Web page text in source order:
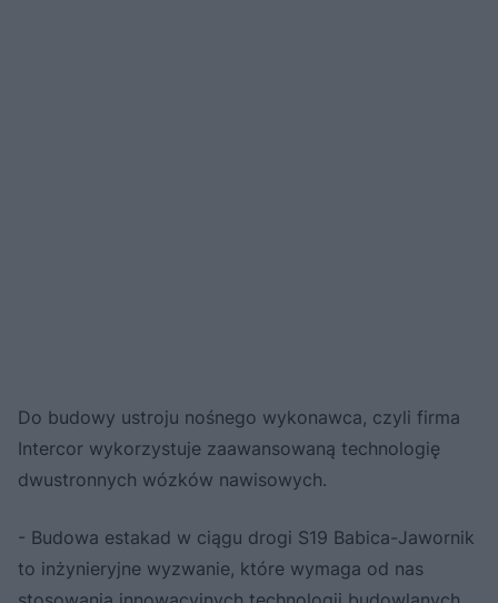
Do budowy ustroju nośnego wykonawca, czyli firma
Intercor wykorzystuje zaawansowaną technologię
dwustronnych wózków nawisowych.
- Budowa estakad w ciągu drogi S19 Babica-Jawornik
to inżynieryjne wyzwanie, które wymaga od nas